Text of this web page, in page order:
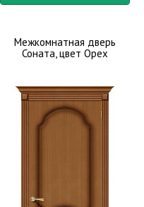
Межкомнатная дверь
Соната, цвет Орех